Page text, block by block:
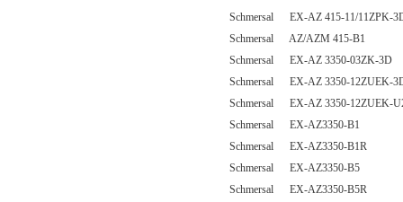
Schmersal EX-AZ 415-11/11ZPK-
Schmersal AZ/AZM 415-B1
Schmersal EX-AZ 3350-03ZK-3D
Schmersal EX-AZ 3350-12ZUEK-
Schmersal EX-AZ 3350-12ZUEK-
Schmersal EX-AZ3350-B1
Schmersal EX-AZ3350-B1R
Schmersal EX-AZ3350-B5
Schmersal EX-AZ3350-B5R